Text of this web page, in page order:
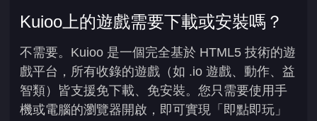
Kuioo上的遊戲需要下載或安裝嗎？
不需要。Kuioo 是一個完全基於 HTML5 技術的遊
戲平台，所有收錄的遊戲（如 .io 遊戲、動作、益
智類）皆支援免下載、免安裝。您只需要使用手
機或電腦的瀏覽器開啟，即可實現「即點即玩」